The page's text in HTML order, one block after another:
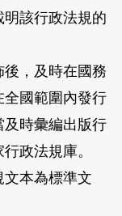
該行政法規的
，及時在國務
全國範圍內發行
及時彙編出版行
政法規庫。
本為標準文